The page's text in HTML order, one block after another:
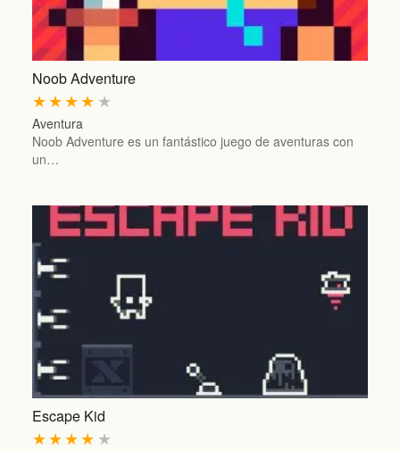
Noob Adventure
★
★
★
★
★
Aventura
Noob Adventure es un fantástico juego de aventuras con
un…
Escape Kid
★
★
★
★
★